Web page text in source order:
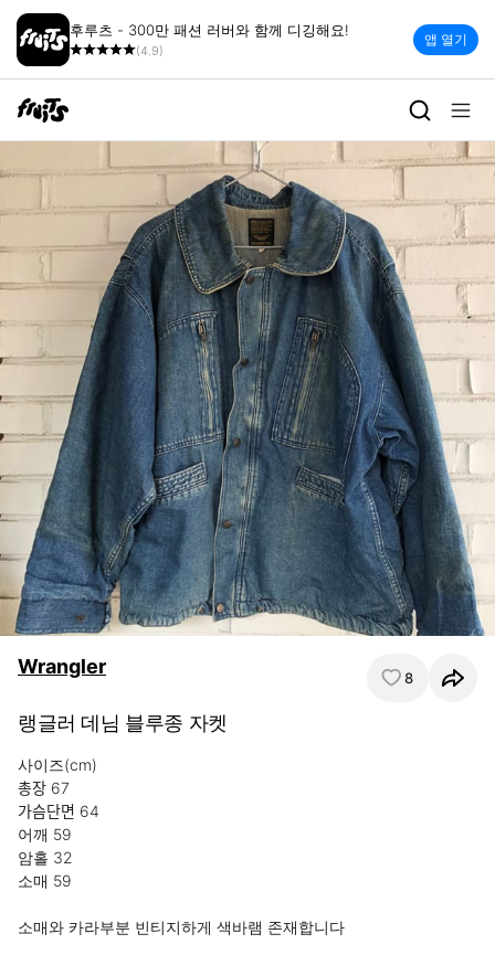
후루츠 - 300만 패션 러버와 함께 디깅해요!
(4.9)
앱 열기
Wrangler 8
랭글러 데님 블루종 자켓
사이즈(cm)
총장 67
가슴단면 64
어깨 59
암홀 32
소매 59
소매와 카라부분 빈티지하게 색바램 존재합니다